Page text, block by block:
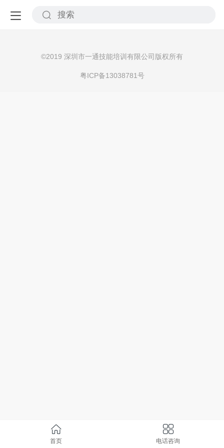
©2019 深圳市一通技能培训有限公司版权所有
粤ICP备13038781号
首页 电话咨询